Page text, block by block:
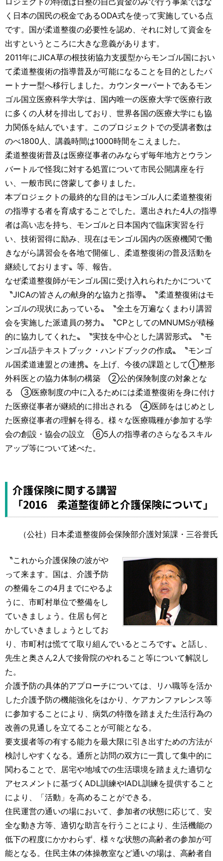
く日本の国民の税金であるODA式を使って実施している点
です。国が柔道整復の必要性を認め、それに対して資金を
出すというところに大きな意義があります。
2011年にJICA草の根技術協力支援型からモンゴル国におい
て柔道整復術の指導普及が可能になることを目的としたパ
ートナー型へ移行しました。カウンターパートであるモン
ゴル国立医療科学大学は、国内唯一の医療大学で医療行政
に多くの人材を排出しており、世界各国の医療大学にも協
力関係を結んでいます。このプロジェクトでの受講者数は
のべ1800人、講義時間は1000時間をこえました。
柔道整復術普及は医療従事者のみならず毎年地方とウラン
バートルで怪我に対する処置について市民公開講座を行
い、一般市民に啓蒙して参りました。
本プロジェクトの最終的な目的はモンゴル人に柔道整復術
の指導する者を育成することでした。選出された4人の指導
者は高い志を持ち、モンゴルと日本国内で臨床実習を行
い、技術習得に励み、現在はモンゴル国内の医療機関で働
きながら講習会を各地で開催し、柔道整復術の普及活動を
継続しております〟等、報告。
なぜ柔道整復師がモンゴル国に受け入れられたかについて
〝JICAの皆さんの献身的な協力と指導〟〝柔道整復術はモ
ンゴルの現状にあっている〟〝全土を万遍なくまわり講習
会を実施した派遣員の努力〟〝CPとしてのMNUMSが積極
的に協力してくれた〟〝実技を中心とした講習形式〟〝モ
ンゴル語テキストブック・ハンドブックの作成〟〝モンゴ
ル国柔道連盟との連携〟を上げ、今後の課題として①整形
外科医との協力体制の構築 ②公的保険制度の対象とな
る ③医療制度の中に入るためには柔道整復術を身に付け
た医療従事者が継続的に排出される ④医師をはじめとし
た医療従事者の理解を得る。様々な医療職種が参加する学
会の創設・協会の設立 ⑥5人の指導者のさらなるスキル
アップ等について述べた。
介護保険に関する講習
「2016 柔道整復師と介護保険について」
（公社）日本柔道整復師会保険部介護対策課・三谷誉氏
〝これから介護保険の波がや
って来ます。国は、介護予防
の整備をこの4月までにやるよ
うに、市町村単位で整備をし
ていきましょう。住居も何と
かしていきましょうとしてお
り、市町村は慌てて取り組んでいるところです〟と話し、
先生と奥さん2人で接骨院のやれること等について解説し
た。
介護予防の具体的アプローチについては、リハ職等を活か
した介護予防の機能強化をはかり、ケアカンファレンス等
に参加することにより、病気の特徴を踏まえた生活行為の
改善の見通しを立てることが可能となる。
要支援者等の有する能力を最大限に引き出すための方法が
検討しやすくなる。通所と訪問の双方に一貫して集中的に
関わることで、居宅や地域での生活環境を踏まえた適切な
アセスメントに基づくADL訓練やIADL訓練を提供すること
により、「活動」を高めることができる。
住民運営の通いの場において、参加者の状態に応じて、安
全な動き方等、適切な助言を行うことにより、生活機能の
低下の程度にかかわらず、様々な状態の高齢者の参加が可
能となる。住民主体の体操教室など通いの場は、高齢者自